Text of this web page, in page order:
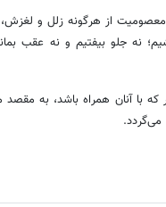
از هرگونه زللو لغزش،
نه جلو بیفتیم و نه عقب
با آنان همراه باشد، به
می‌گردد.